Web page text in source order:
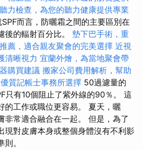
力檢查，為您的聽力健康提供專業
SPF而言，防曬霜之間的主要區別在
後的輻射百分比。 墊下巴手術，重
薦，適合親友聚會的完美選擇 近視
清晰視力 宜蘭外燴，為當地聚會帶
購買建議 搬家公司費用解析，幫助
優質記帳士事務所選擇 50過濾量的
只有10個阻止了紫外線的90％。 這
的工作或職位更容易。 夏天，曬
非常適合融合在一起。 但是，為了
現對皮膚本身或整個身體沒有不利影
。